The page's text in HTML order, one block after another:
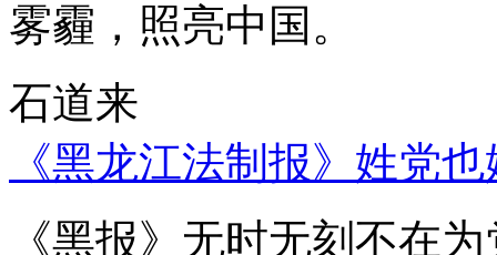
雾霾，照亮中国。
石道来
《黑龙江法制报》姓党
《黑报》无时无刻不在